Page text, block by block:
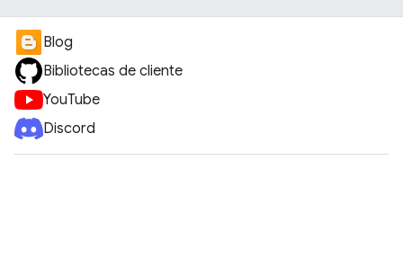
Blog
Bibliotecas de cliente
YouTube
Discord